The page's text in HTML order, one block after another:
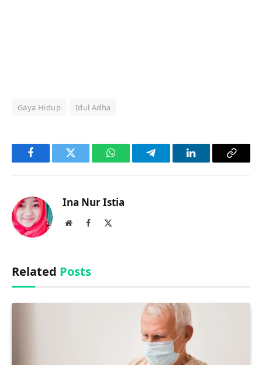
Gaya Hidup Idul Adha
FacebookTwitter WhatsAppTelegramLinkedInCopy
Ina Nur Istia
WebsiteFacebook
Related Posts